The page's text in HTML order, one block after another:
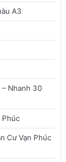
A3
– Nhanh 30
Phúc
Cư Vạn Phúc